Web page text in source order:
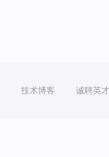
技术博客 诚聘英才